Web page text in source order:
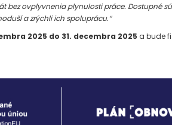
bez ovplyvnenia plynulosti práce.
a zrýchli ich spoluprácu.“
2025 do 31. decembra 2025 a bude